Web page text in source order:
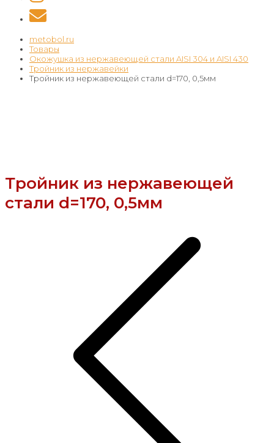
metobol.ru
Товары
Окожушка из нержавеющей стали AISI 304 и AISI 430
Тройник из нержавейки
Тройник из нержавеющей стали d=170, 0,5мм
Тройник из нержавеющей
стали d=170, 0,5мм